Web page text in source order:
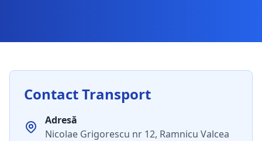
Contact Transport
Adresă
Nicolae Grigorescu nr 12, Ramnicu Valcea